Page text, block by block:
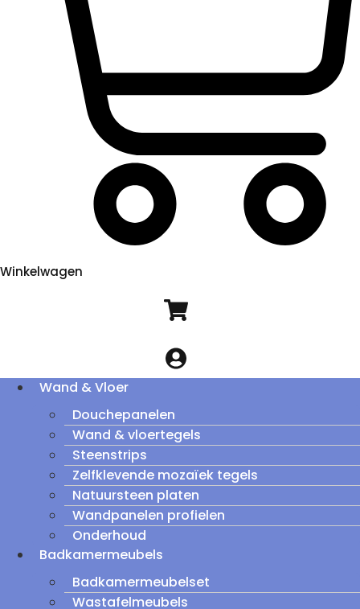
Winkelwagen
Wand & Vloer
Douchepanelen
Wand & vloertegels
Steenstrips
Zelfklevende mozaïek tegels
Natuursteen platen
Wandpanelen profielen
Onderhoud
Badkamermeubels
Badkamermeubelset
Wastafelmeubels